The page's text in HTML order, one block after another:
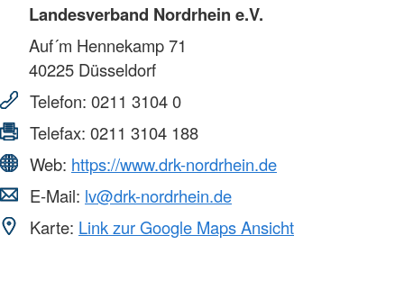
Landesverband Nordrhein e.V.
Auf´m Hennekamp 71
40225 Düsseldorf
Telefon: 0211 3104 0
Telefax: 0211 3104 188
Web: https://www.drk-nordrhein.de
E-Mail: lv@drk-nordrhein.de
Karte: Link zur Google Maps Ansicht